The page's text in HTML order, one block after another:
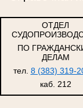
ОТДЕЛ
ПО
ДЕЛАМ
тел. 8 (383) 319-
каб. 212